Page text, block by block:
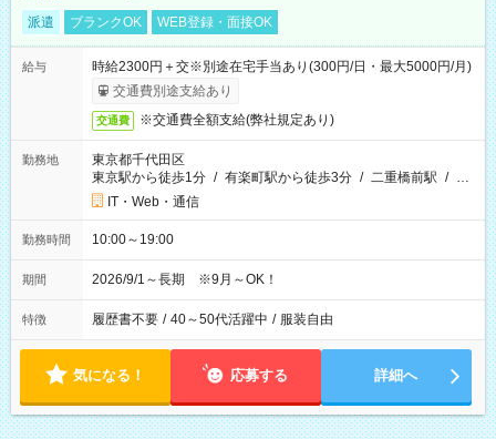
派遣 ブランクOK WEB登録・面接OK
給与
時給2300円＋交※別途在宅手当あり(300円/日・最大5000円/月)
交通費別途支給あり
交通費 ※交通費全額支給(弊社規定あり)
勤務地
東京都千代田区
東京駅から徒歩1分 / 有楽町駅から徒歩3分 / 二重橋前駅 / …
IT・Web・通信
勤務時間 10:00～19:00
期間 2026/9/1～長期 ※9月～OK！
特徴 履歴書不要 / 40～50代活躍中 / 服装自由
気になる！ 応募する 詳細へ